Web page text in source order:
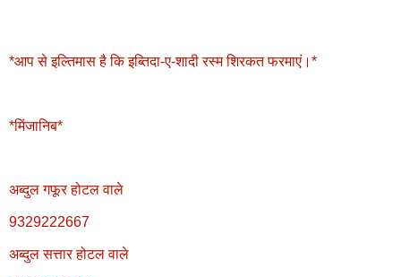
*आप से इल्तिमास है कि इब्तिदा-ए-शादी रस्म शिरकत फरमाएं।*
*मिंजानिब*
अब्दुल गफूर होटल वाले
9329222667
अब्दुल सत्तार होटल वाले